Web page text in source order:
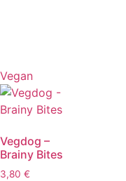
Vegan
Vegdog –
Brainy Bites
3,80 €